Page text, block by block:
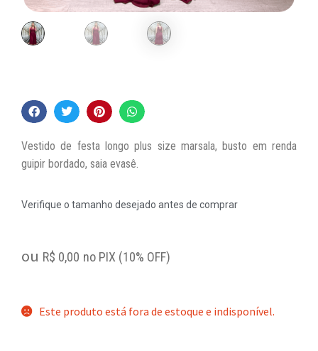
Vestido de festa longo plus size marsala, busto em renda
guipir bordado, saia evasê.
Verifique o tamanho desejado antes de comprar
ou R$ 0,00 no PIX (10% OFF)
Este produto está fora de estoque e indisponível.